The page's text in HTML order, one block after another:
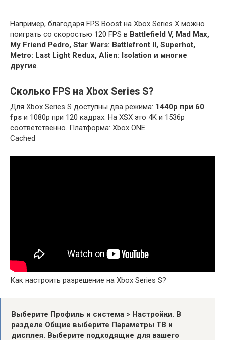
Например, благодаря FPS Boost на Xbox Series X можно
поиграть со скоростью 120 FPS в Battlefield V, Mad Max,
My Friend Pedro, Star Wars: Battlefront II, Superhot,
Metro: Last Light Redux, Alien: Isolation и многие
другие.
Сколько FPS на Xbox Series S?
Для Xbox Series S доступны два режима: 1440p при 60
fps и 1080p при 120 кадрах. На XSX это 4K и 1536p
соответственно. Платформа: Xbox ONE.
Cached
Как настроить разрешение на Xbox Series S?
Выберите Профиль и система > Настройки. В
разделе Общие выберите Параметры ТВ и
дисплея. Выберите подходящие для вашего